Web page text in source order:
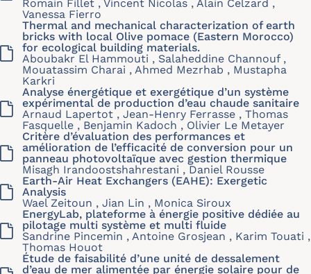
Romain Fillet , Vincent Nicolas , Alain Celzard ,
Vanessa Fierro
Thermal and mechanical characterization of earth
bricks with local Olive pomace (Eastern Morocco)
for ecological building materials.
Aboubakr El Hammouti , Salaheddine Channouf ,
Mouatassim Charai , Ahmed Mezrhab , Mustapha
Karkri
Analyse énergétique et exergétique d’un système
expérimental de production d’eau chaude sanitaire
Arnaud Lapertot , Jean-Henry Ferrasse , Thomas
Fasquelle , Benjamin Kadoch , Olivier Le Metayer
Critère d’évaluation des performances et
amélioration de l’efficacité de conversion pour un
panneau photovoltaïque avec gestion thermique
Misagh Irandoostshahrestani , Daniel Rousse
Earth-Air Heat Exchangers (EAHE): Exergetic
Analysis
Wael Zeitoun , Jian Lin , Monica Siroux
EnergyLab, plateforme à énergie positive dédiée au
pilotage multi système et multi fluide
Sandrine Pincemin , Antoine Grosjean , Karim Touati ,
Thomas Houot
Étude de faisabilité d’une unité de dessalement
d’eau de mer alimentée par énergie solaire pour de